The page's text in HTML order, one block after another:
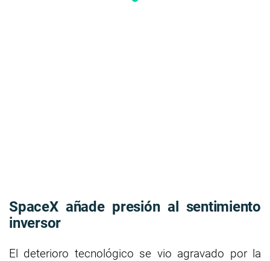
SpaceX añade presión al sentimiento
inversor
El deterioro tecnológico se vio agravado por la